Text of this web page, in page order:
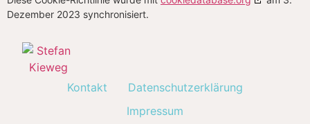
Dezember 2023 synchronisiert.
Kontakt
Datenschutzerklärung
Impressum